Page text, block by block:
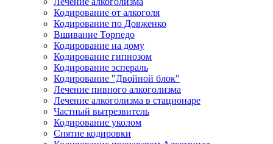
Кодирование от алкоголя
Кодирование по Довженко
Вшивание Торпедо
Кодирование на дому
Кодирование гипнозом
Кодирование эспераль
Кодирование "Двойной блок"
Лечение пивного алкоголизма
Лечение алкоголизма в стационаре
Частный вытрезвитель
Кодирование уколом
Снятие кодировки